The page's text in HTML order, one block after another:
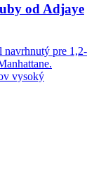
od Adjaye
navrhnutý pre 1,2-
vysoký